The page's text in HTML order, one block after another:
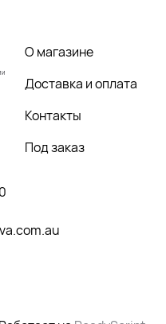
О магазине
Доставка и оплата
Контакты
Под заказ